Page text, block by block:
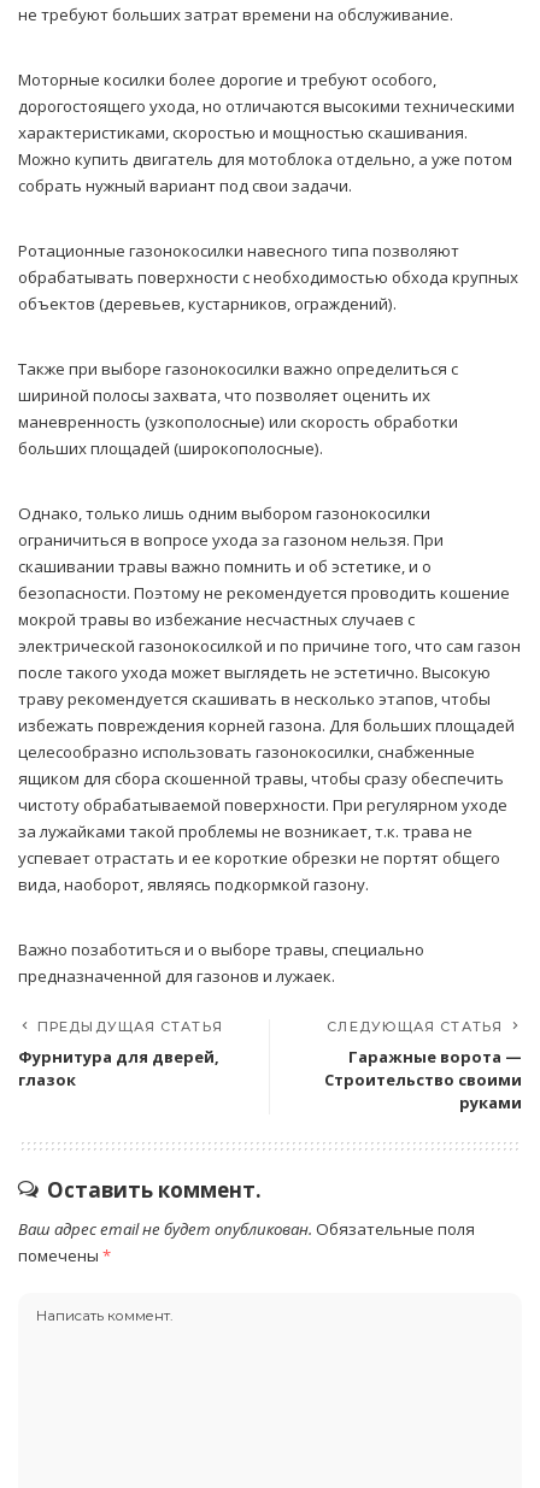
не требуют больших затрат времени на обслуживание.
Моторные косилки более дорогие и требуют особого,
дорогостоящего ухода, но отличаются высокими техническими
характеристиками, скоростью и мощностью скашивания.
Можно купить двигатель для мотоблока отдельно, а уже потом
собрать нужный вариант под свои задачи.
Ротационные газонокосилки навесного типа позволяют
обрабатывать поверхности с необходимостью обхода крупных
объектов (деревьев, кустарников, ограждений).
Также при выборе газонокосилки важно определиться с
шириной полосы захвата, что позволяет оценить их
маневренность (узкополосные) или скорость обработки
больших площадей (широкополосные).
Однако, только лишь одним выбором газонокосилки
ограничиться в вопросе ухода за газоном нельзя. При
скашивании травы важно помнить и об эстетике, и о
безопасности. Поэтому не рекомендуется проводить кошение
мокрой травы во избежание несчастных случаев с
электрической газонокосилкой и по причине того, что сам газон
после такого ухода может выглядеть не эстетично. Высокую
траву рекомендуется скашивать в несколько этапов, чтобы
избежать повреждения корней газона. Для больших площадей
целесообразно использовать газонокосилки, снабженные
ящиком для сбора скошенной травы, чтобы сразу обеспечить
чистоту обрабатываемой поверхности. При регулярном уходе
за лужайками такой проблемы не возникает, т.к. трава не
успевает отрастать и ее короткие обрезки не портят общего
вида, наоборот, являясь подкормкой газону.
Важно позаботиться и о выборе травы, специально
предназначенной для газонов и лужаек.
ПРЕДЫДУЩАЯ СТАТЬЯ
Фурнитура для дверей,
глазок
СЛЕДУЮЩАЯ СТАТЬЯ
Гаражные ворота —
Строительство своими
руками
Оставить коммент.
Ваш адрес email не будет опубликован. Обязательные поля
помечены *